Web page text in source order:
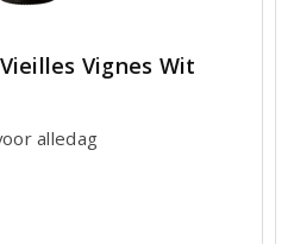
Vignes Wit
alledag